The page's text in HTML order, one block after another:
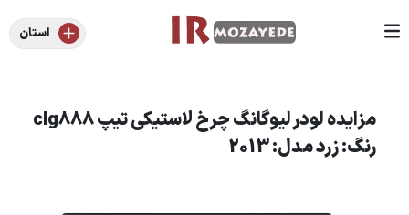
استان
مزایده لودر لیوگانگ چرخ لاستیکی تیپ clg888
رنگ: زرد مدل: 2013